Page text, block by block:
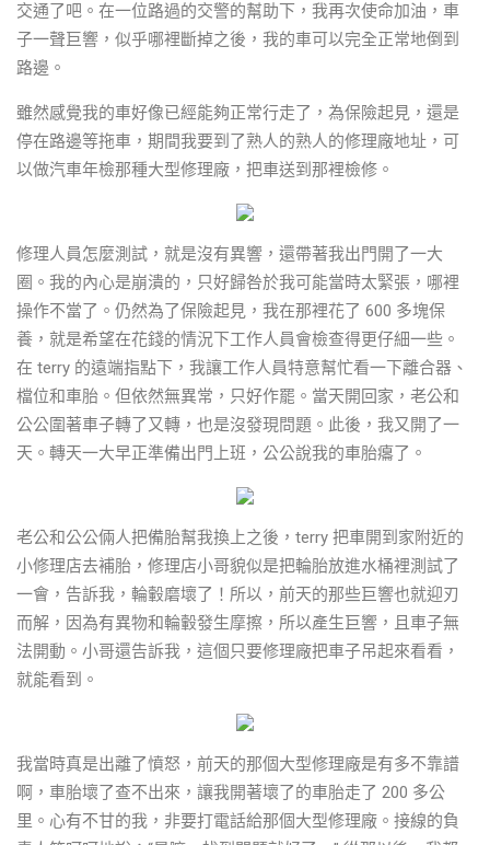
交通了吧。在一位路過的交警的幫助下，我再次使命加油，車
子一聲巨響，似乎哪裡斷掉之後，我的車可以完全正常地倒到
路邊。
雖然感覺我的車好像已經能夠正常行走了，為保險起見，還是
停在路邊等拖車，期間我要到了熟人的熟人的修理廠地址，可
以做汽車年檢那種大型修理廠，把車送到那裡檢修。
修理人員怎麼測試，就是沒有異響，還帶著我出門開了一大
圈。我的內心是崩潰的，只好歸咎於我可能當時太緊張，哪裡
操作不當了。仍然為了保險起見，我在那裡花了 600 多塊保
養，就是希望在花錢的情況下工作人員會檢查得更仔細一些。
在 terry 的遠端指點下，我讓工作人員特意幫忙看一下離合器、
檔位和車胎。但依然無異常，只好作罷。當天開回家，老公和
公公圍著車子轉了又轉，也是沒發現問題。此後，我又開了一
天。轉天一大早正準備出門上班，公公說我的車胎癟了。
老公和公公倆人把備胎幫我換上之後，terry 把車開到家附近的
小修理店去補胎，修理店小哥貌似是把輪胎放進水桶裡測試了
一會，告訴我，輪轂磨壞了！所以，前天的那些巨響也就迎刃
而解，因為有異物和輪轂發生摩擦，所以產生巨響，且車子無
法開動。小哥還告訴我，這個只要修理廠把車子吊起來看看，
就能看到。
我當時真是出離了憤怒，前天的那個大型修理廠是有多不靠譜
啊，車胎壞了查不出來，讓我開著壞了的車胎走了 200 多公
里。心有不甘的我，非要打電話給那個大型修理廠。接線的負